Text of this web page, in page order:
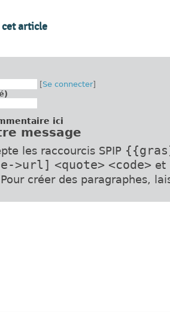
cet article
[Se connecter]
ici
message
les raccourcis SPIP
>url] <quote> <code>et
créer des paragraphes,